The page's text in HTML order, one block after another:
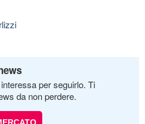
per seguirlo. Ti
da non perdere.